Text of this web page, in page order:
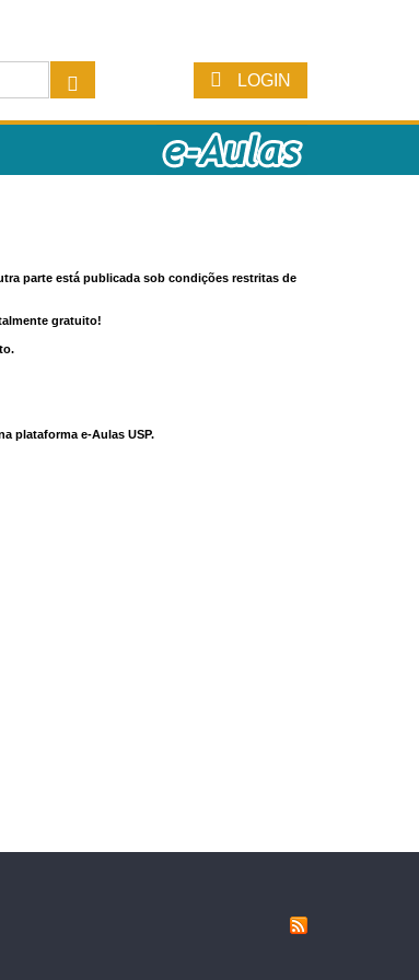
LOGIN
parte está publicada sob condições restritas de
gratuito!
plataforma e-Aulas USP.